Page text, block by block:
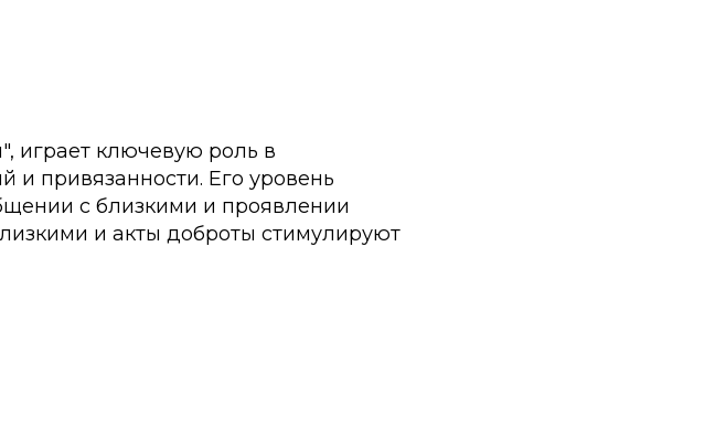
играет ключевую роль в
привязанности. Его уровень
с близкими и проявлении
и акты доброты стимулируют